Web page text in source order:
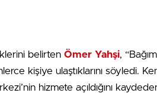
belirten Ömer Yahşi,
kişiye ulaştıklarını söyledi.
hizmete açıldığını